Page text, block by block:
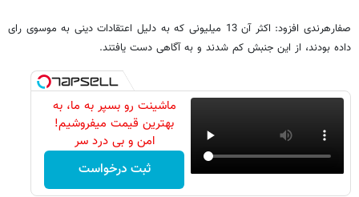
صفارهرندی افزود: اکثر آن 13 میلیونی که به دلیل اعتقادات دینی به موسوی رای
داده بودند، از این جنبش کم شدند و به آگاهی دست یافتند.
ماشینت رو بسپر به ما، به
بهترین قیمت میفروشیم!
امن و بی درد سر
ثبت درخواست